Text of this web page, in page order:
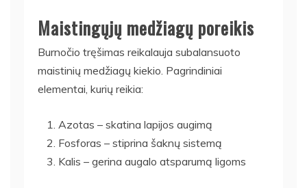
Maistingųjų medžiagų poreikis
Burnočio tręšimas reikalauja subalansuoto
maistinių medžiagų kiekio. Pagrindiniai
elementai, kurių reikia:
Azotas – skatina lapijos augimą
Fosforas – stiprina šaknų sistemą
Kalis – gerina augalo atsparumą ligoms